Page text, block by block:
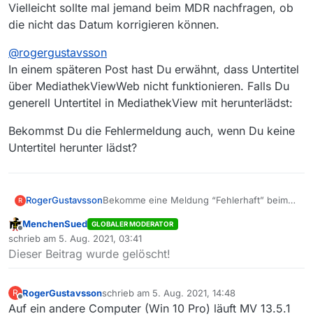
Vielleicht sollte mal jemand beim MDR nachfragen, ob
die nicht das Datum korrigieren können.
@rogergustavsson
In einem späteren Post hast Du erwähnt, dass Untertitel
über MediathekViewWeb nicht funktionieren. Falls Du
generell Untertitel in MediathekView mit herunterlädst:
Bekommst Du die Fehlermeldung auch, wenn Du keine
Untertitel herunter lädst?
R RogerGustavssonBekomme eine Meldung “Fehlerhaft” beim
ohne weiteres abspielen mit VLC.
Offline
MenchenSued GLOBALER MODERATOR
schrieb am 5. Aug. 2021, 03:41
zuletzt editiert von
Dieser Beitrag wurde gelöscht!
R
Offline
RogerGustavssonschrieb am 5. Aug. 2021, 14:48
zuletzt editiert von
Auf ein andere Computer (Win 10 Pro) läuft MV 13.5.1